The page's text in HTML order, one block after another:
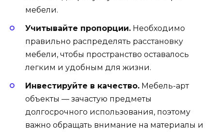
мебели.
Учитывайте пропорции. Необходимо
правильно распределять расстановку
мебели, чтобы пространство оставалось
легким и удобным для жизни.
Инвестируйте в качество. Мебель-арт
объекты — зачастую предметы
долгосрочного использования, поэтому
важно обращать внимание на материалы и